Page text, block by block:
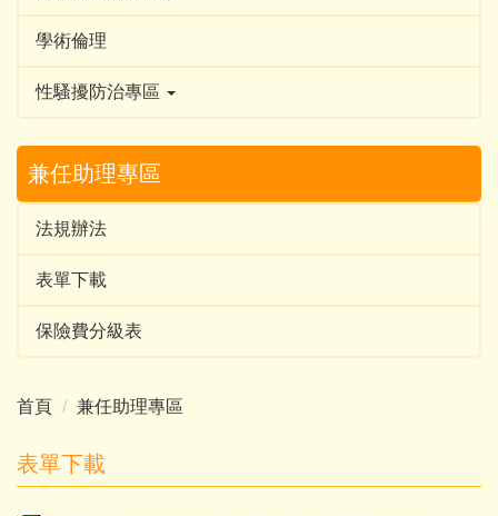
學術倫理
性騷擾防治專區
兼任助理專區
法規辦法
表單下載
保險費分級表
首頁 兼任助理專區
表單下載